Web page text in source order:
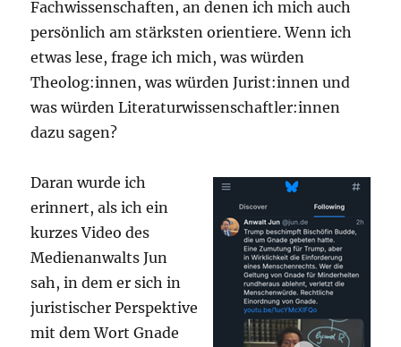
Fachwissenschaften, an denen ich mich auch
persönlich am stärksten orientiere. Wenn ich
etwas lese, frage ich mich, was würden
Theolog:innen, was würden Jurist:innen und
was würden Literaturwissenschaftler:innen
dazu sagen?
Daran wurde ich
erinnert, als ich ein
kurzes Video des
Medienanwalts Jun
sah, in dem er sich in
juristischer Perspektive
mit dem Wort Gnade